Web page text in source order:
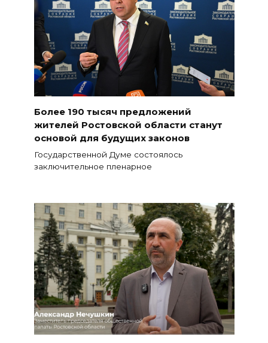
Более 190 тысяч предложений
жителей Ростовской области станут
основой для будущих законов
Государственной Думе состоялось
заключительное пленарное